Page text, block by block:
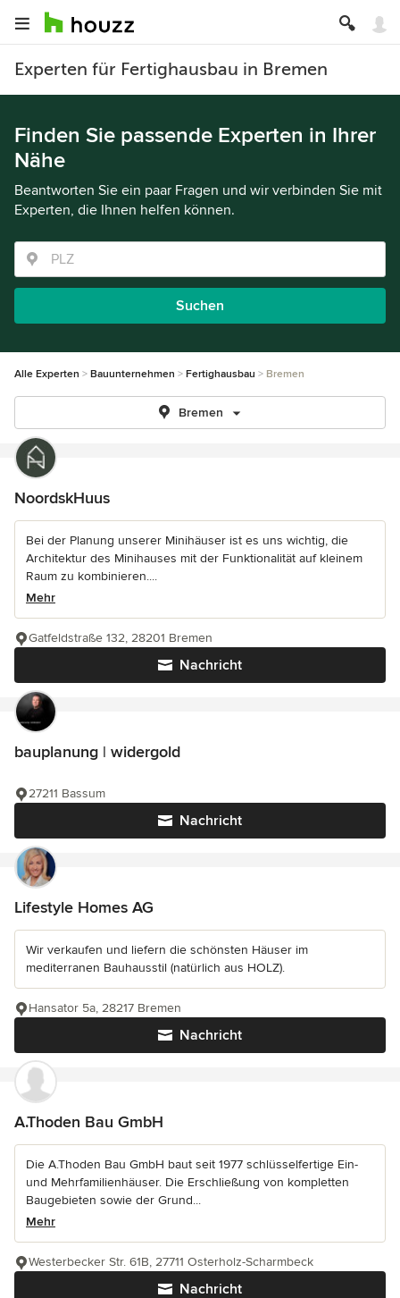
Experten für Fertighausbau in Bremen
Finden Sie passende Experten in Ihrer
Nähe
Beantworten Sie ein paar Fragen und wir verbinden Sie mit
Experten, die Ihnen helfen können.
Suchen
Alle Experten Bauunternehmen Fertighausbau Bremen
Bremen
NoordskHuus
Bei der Planung unserer Minihäuser ist es uns wichtig, die
Architektur des Minihauses mit der Funktionalität auf kleinem
Raum zu kombinieren....
Mehr
Nachricht
Gatfeldstraße 132, 28201 Bremen
bauplanung | widergold
Nachricht
27211 Bassum
Lifestyle Homes AG
Wir verkaufen und liefern die schönsten Häuser im
mediterranen Bauhausstil (natürlich aus HOLZ).
Nachricht
Hansator 5a, 28217 Bremen
A.Thoden Bau GmbH
Die A.Thoden Bau GmbH baut seit 1977 schlüsselfertige Ein-
und Mehrfamilienhäuser. Die Erschließung von kompletten
Baugebieten sowie der Grund...
Mehr
Nachricht
Westerbecker Str. 61B, 27711 Osterholz-Scharmbeck